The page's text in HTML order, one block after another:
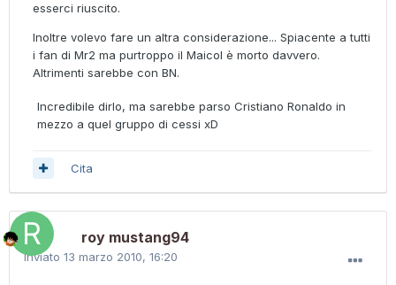
esserci riuscito.
Inoltre volevo fare un altra considerazione... Spiacente a tutti
i fan di Mr2 ma purtroppo il Maicol è morto davvero.
Altrimenti sarebbe con BN.
Incredibile dirlo, ma sarebbe parso Cristiano Ronaldo in
mezzo a quel gruppo di cessi xD
Cita
roy mustang94
Inviato 13 marzo 2010, 16:20